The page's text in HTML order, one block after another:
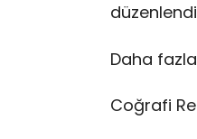
Daha
Coğrafi